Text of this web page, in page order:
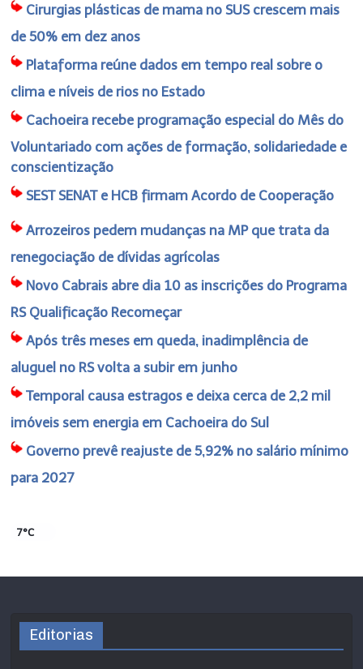
Cirurgias plásticas de mama no SUS crescem mais
de 50% em dez anos
Plataforma reúne dados em tempo real sobre o
clima e níveis de rios no Estado
Cachoeira recebe programação especial do Mês do
Voluntariado com ações de formação, solidariedade e
conscientização
SEST SENAT e HCB firmam Acordo de Cooperação
Arrozeiros pedem mudanças na MP que trata da
renegociação de dívidas agrícolas
Novo Cabrais abre dia 10 as inscrições do Programa
RS Qualificação Recomeçar
Após três meses em queda, inadimplência de
aluguel no RS volta a subir em junho
Temporal causa estragos e deixa cerca de 2,2 mil
imóveis sem energia em Cachoeira do Sul
Governo prevê reajuste de 5,92% no salário mínimo
para 2027
7°C
Editorias